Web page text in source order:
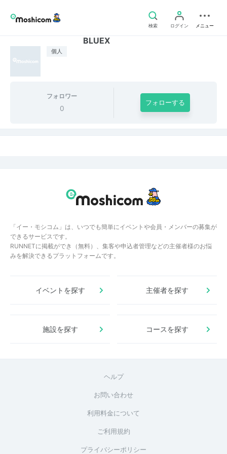
検索 ログイン メニュー
個人
BLUEX
フォロワー
0
フォローする
「イー・モシコム」は、いつでも簡単にイベントや会員・メンバーの募集が
できるサービスです。
RUNNETに掲載ができ（無料）、集客や申込者管理などの主催者様のお悩
みを解決できるプラットフォームです。
イベントを探す 主催者を探す
施設を探す コースを探す
ヘルプ
お問い合わせ
利用料金について
ご利用規約
プライバシーポリシー